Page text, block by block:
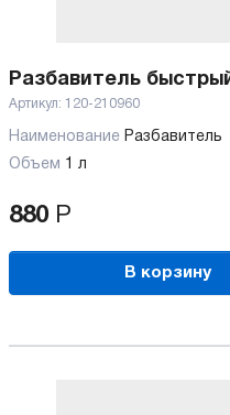
Разбавитель
Артикул: 120-210960
Наименование Разбавитель
Объем 1 л
880 Р
В корзину